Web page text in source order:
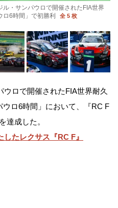
・サンパウロで開催されたFIA世界
6時間」で初勝利
全 5 枚
ロで開催されたFIA世界耐久
ロ6時間」において、『RC F
達成した。
たレクサス『RC F』